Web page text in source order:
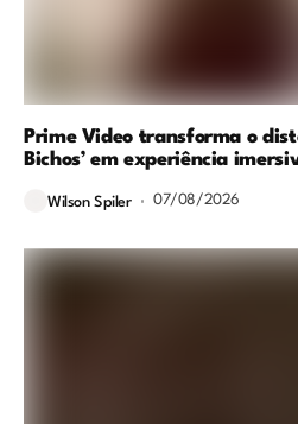
Prime Video transforma o
Bichos’ em experiência
Wilson Spiler 07/08/2026